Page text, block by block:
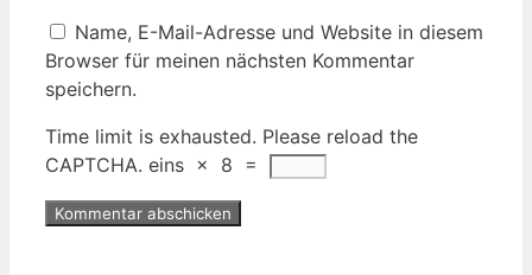
Name, E-Mail-Adresse und Website in diesem
Browser für meinen nächsten Kommentar
speichern.
Time limit is exhausted. Please reload the
CAPTCHA. eins × 8 =